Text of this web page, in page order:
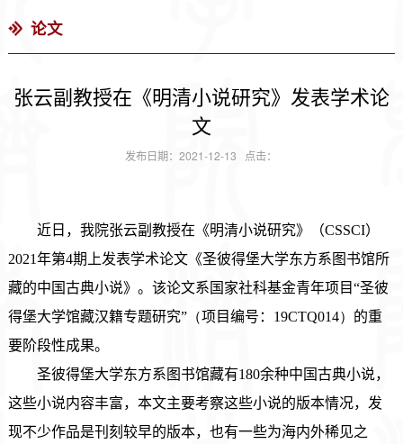
论文
张云副教授在《明清小说研究》发表学术论
文
发布日期：2021-12-13 点击：
近日，我院张云副教授在《明清小说研究》（CSSCI）
2021年第4期上发表学术论文《圣彼得堡大学东方系图书馆所
藏的中国古典小说》。该论文系国家社科基金青年项目“圣彼
得堡大学馆藏汉籍专题研究”（项目编号：19CTQ014） 的重
要阶段性成果。
圣彼得堡大学东方系图书馆藏有180余种中国古典小说，
这些小说内容丰富，本文主要考察这些小说的版本情况，发
现不少作品是刊刻较早的版本，也有一些为海内外稀见之